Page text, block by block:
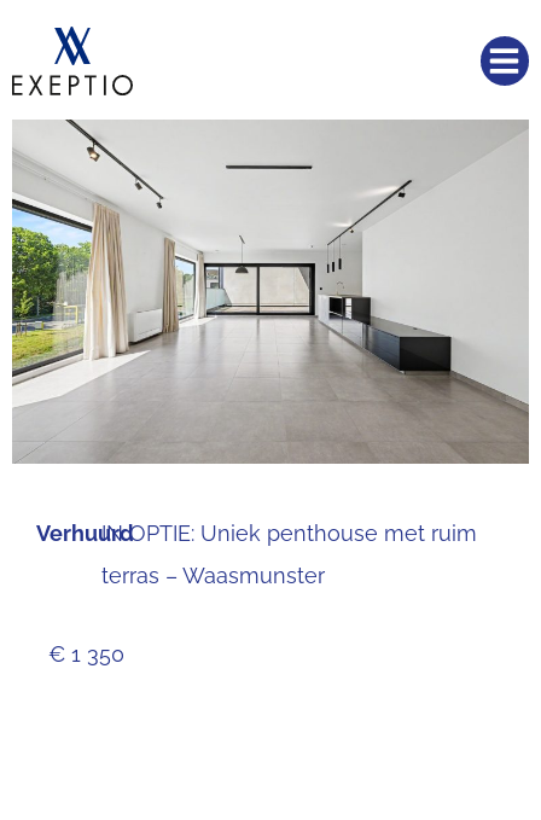
VerhuurdIN OPTIE: Uniek penthouse met ruim
terras – Waasmunster
€ 1 350